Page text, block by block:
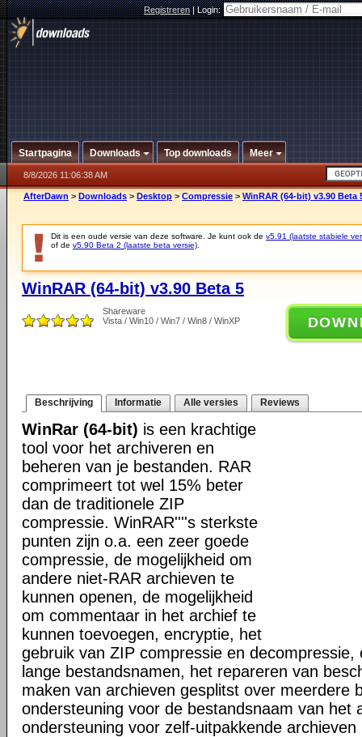
Registreren|Login:
Startpagina Downloads Top downloads Meer
8/8/2026 11:06:38 AM
AfterDawn > Downloads > Desktop > Compressie > WinRAR (64-bit) v3.90 Beta
Dit is een oude versie van deze software. Je kunt ook de v5.91 (laatste stabiele
of de v5.90 Beta 2 (laatste beta versie)
WinRAR (64-bit) v3.90 Beta 5
Shareware
Vista / Win10 / Win7 / Win8 / WinXP
Beschrijving Informatie Alle versies Reviews
WinRar (64-bit) is een krachtige
tool voor het archiveren en
beheren van je bestanden. RAR
comprimeert tot wel 15% beter
dan de traditionele ZIP
compressie. WinRAR''''s sterkste
punten zijn o.a. een zeer goede
compressie, de mogelijkheid om
andere niet-RAR archieven te
kunnen openen, de mogelijkheid
om commentaar in het archief te
kunnen toevoegen, encryptie, het
gebruik van ZIP compressie en decompressie,
lange bestandsnamen, het repareren van
maken van archieven gesplitst over meerdere
ondersteuning voor de bestandsnaam van het
ondersteuning voor zelf-uitpakkende archieven